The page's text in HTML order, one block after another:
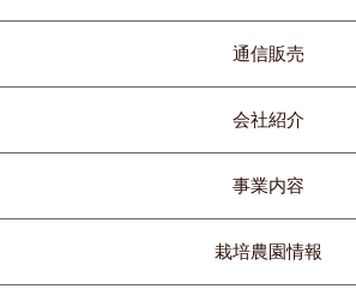
通信販売
会社紹介
事業内容
栽培農園情報